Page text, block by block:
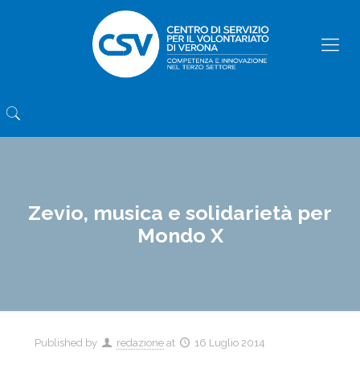
Zevio, musica e solidarietà per
Mondo X
Published by redazione at 16 Luglio 2014